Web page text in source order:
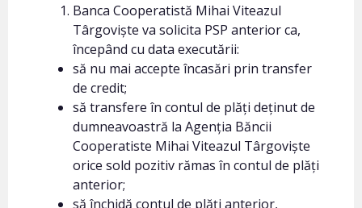
Banca Cooperatistă Mihai Viteazul
Târgoviște va solicita PSP anterior ca,
începând cu data executării:
să nu mai accepte încasări prin transfer
de credit;
să transfere în contul de plăți deținut de
dumneavoastră la Agenția Băncii
Cooperatiste Mihai Viteazul Târgoviște
orice sold pozitiv rămas în contul de plăți
anterior;
să închidă contul de plăți anterior,